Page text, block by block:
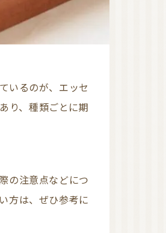
り、種類ごとに期
方は、ぜひ参考に